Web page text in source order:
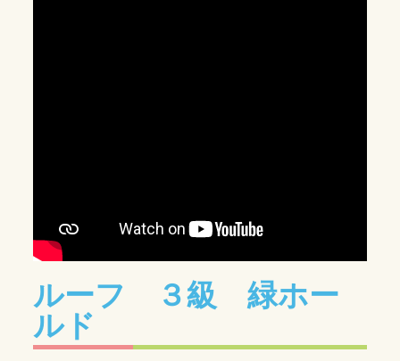
ルーフ ３級 緑ホー
ルド